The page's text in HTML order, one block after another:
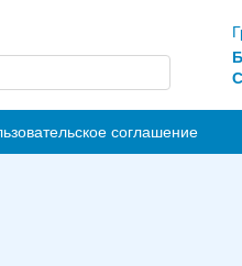
соглашение